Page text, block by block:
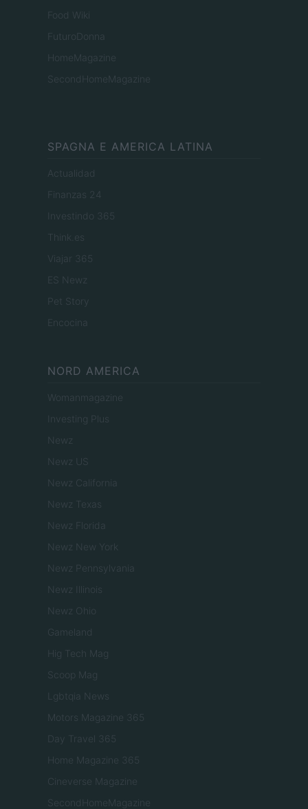
Food Wiki
FuturoDonna
HomeMagazine
SecondHomeMagazine
SPAGNA E AMERICA LATINA
Actualidad
Finanzas 24
Investindo 365
Think.es
Viajar 365
ES Newz
Pet Story
Encocina
NORD AMERICA
Womanmagazine
Investing Plus
Newz
Newz US
Newz California
Newz Texas
Newz Florida
Newz New York
Newz Pennsylvania
Newz Illinois
Newz Ohio
Gameland
Hig Tech Mag
Scoop Mag
Lgbtqia News
Motors Magazine 365
Day Travel 365
Home Magazine 365
Cineverse Magazine
SecondHomeMagazine